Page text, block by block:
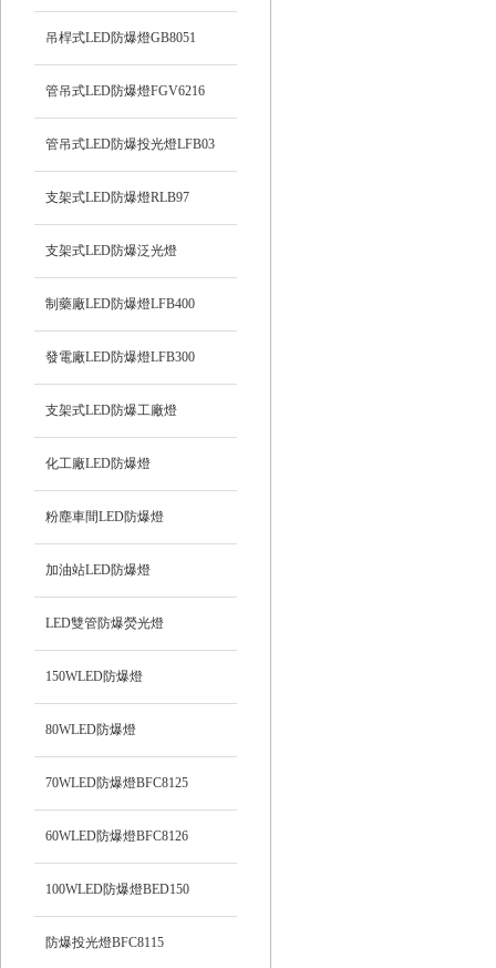
吊桿式LED防爆燈GB8051
管吊式LED防爆燈FGV6216
管吊式LED防爆投光燈LFB03
支架式LED防爆燈RLB97
支架式LED防爆泛光燈
制藥廠LED防爆燈LFB400
發電廠LED防爆燈LFB300
支架式LED防爆工廠燈
化工廠LED防爆燈
粉塵車間LED防爆燈
加油站LED防爆燈
LED雙管防爆熒光燈
150WLED防爆燈
80WLED防爆燈
70WLED防爆燈BFC8125
60WLED防爆燈BFC8126
100WLED防爆燈BED150
防爆投光燈BFC8115